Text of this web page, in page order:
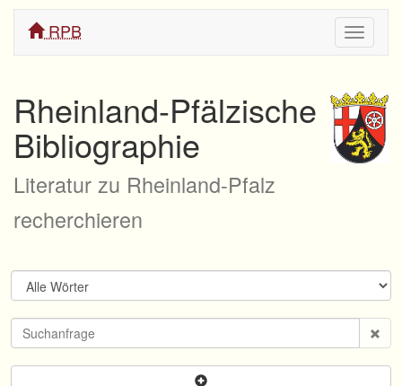
ein/
RPB
Rheinland-Pfälzische
Bibliographie
Literatur zu Rheinland-Pfalz
recherchieren